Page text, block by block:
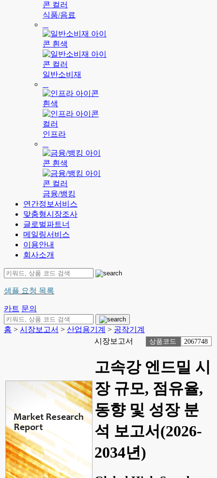
식품/음료
일반소비재
인프라
금융/뱅킹
연간정보서비스
맞춤형시장조사
글로벌파트너
메일링서비스
이용안내
회사소개
샘플 요청 목록
카트 문의
홈 > 시장보고서 > 산업용기계 > 공작기계
시장보고서
상품코드 2067748
고속강 엔드밀 시
장 규모, 점유율,
동향 및 성장 분
석 보고서(2026-
2034년)